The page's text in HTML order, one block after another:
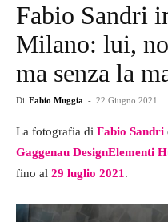
Fabio Sandri
Milano: lui,
ma senza la
Di Fabio Muggia - 22 Giugno 2021
La fotografia di Fabio Sandri
Gaggenau DesignElementi
fino al 29 luglio 2021 .